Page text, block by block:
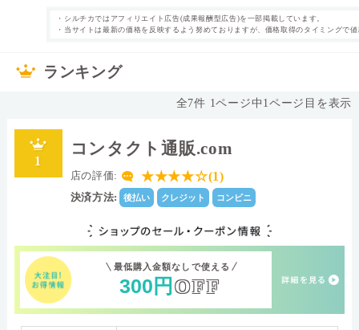
1日使い捨て タイプ
近視 UVカット付
枚数 30枚
14.3mm
素材グループ I レンズカラー
中心厚(-3.00D) 0.085 ベースカーブ(BC)
Dk値(酸素透過係
103.0
BC 9.0: (-)0.50D～(-)6.00 (0.25step),(-)6.50～(-)12.00
(0.50step),(+)0.50 ～(+)5.00 (0.25step)
・シルチカではアフィリエイト広告(成果報酬型広告)を一部掲載しています。
・当サイトは最新の価格を反映するよう努めておりますが、価格取得のタイミングで
ランキング
全7件 1ページ中1ページ目を表示
1
コンタクト通販.com
店の評価: ★★★★☆(1)
決済方法: 後払い クレジット コンビニ
最低購入金額なしで使える
300 円 OFF